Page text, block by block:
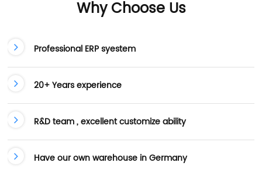
Why Choose Us
Professional ERP syestem
20+ Years experience
R&D team , excellent customize ability
Have our own warehouse in Germany